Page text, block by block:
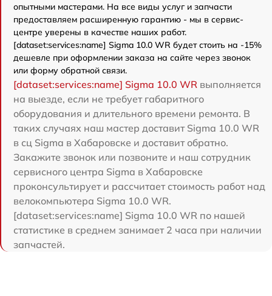
опытными мастерами. На все виды услуг и запчасти
предоставляем расширенную гарантию - мы в сервис-
центре уверены в качестве наших работ.
[dataset:services:name] Sigma 10.0 WR будет стоить на -15%
дешевле при оформлении заказа на сайте через звонок
или форму обратной связи.
[dataset:services:name] Sigma 10.0 WR выполняется
на выезде, если не требует габаритного
оборудования и длительного времени ремонта. В
таких случаях наш мастер доставит Sigma 10.0 WR
в сц Sigma в Хабаровске и доставит обратно.
Закажите звонок или позвоните и наш сотрудник
сервисного центра Sigma в Хабаровске
проконсультирует и рассчитает стоимость работ над
велокомпьютера Sigma 10.0 WR.
[dataset:services:name] Sigma 10.0 WR по нашей
статистике в среднем занимает 2 часа при наличии
запчастей.